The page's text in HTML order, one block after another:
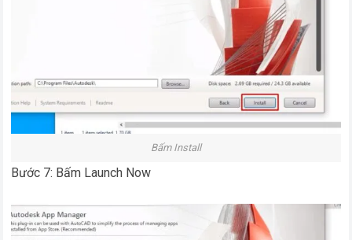
Bấm Install
Bước 7: Bấm Launch Now